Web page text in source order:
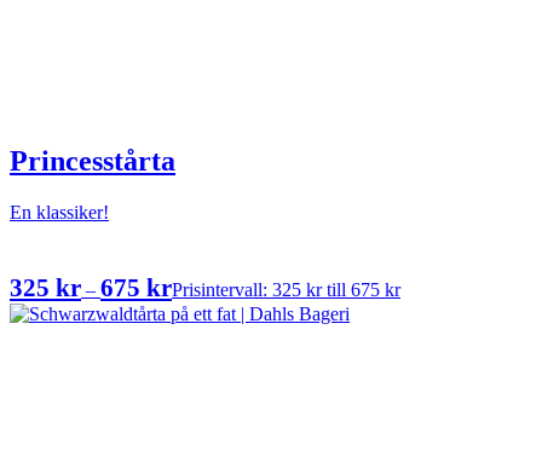
Princesstårta
En klassiker!
325 kr – 675 krPrisintervall: 325 kr till 675 kr